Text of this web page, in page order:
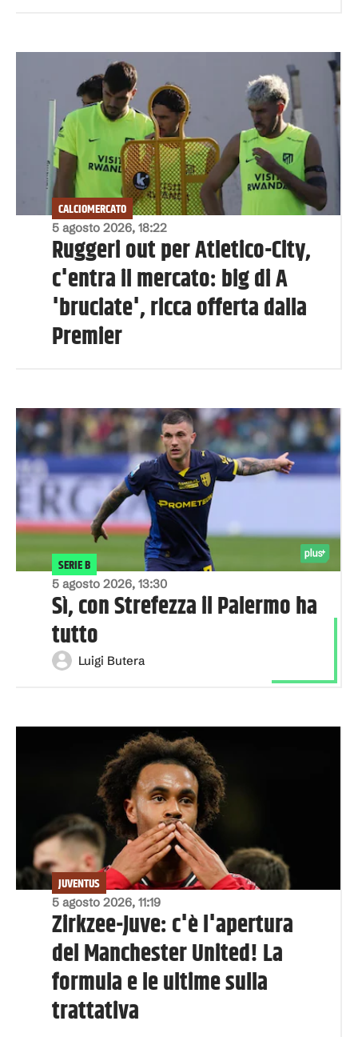
5 agosto 2026, 18:22
CALCIOMERCATO
Ruggeri out per Atletico-City,
c'entra il mercato: big di A
'bruciate', ricca offerta dalla
Premier
5 agosto 2026, 13:30
SERIE B
Sì, con Strefezza il Palermo ha
tutto
Luigi Butera
5 agosto 2026, 11:19
JUVENTUS
Zirkzee-Juve: c'è l'apertura
del Manchester United! La
formula e le ultime sulla
trattativa